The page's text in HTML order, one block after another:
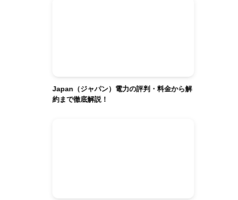
Japan（ジャパン）電力の評判・料金から解
約まで徹底解説！